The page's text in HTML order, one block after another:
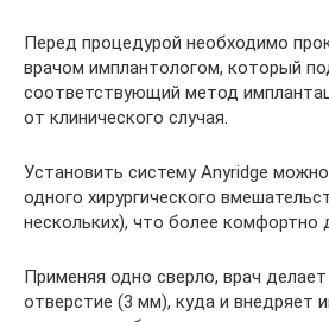
Перед процедурой необходимо
врачом имплантологом, который
соответствующий метод
от клинического случая.
Установить систему Anyridge
одного хирургического
нескольких), что более комфортно
Применяя одно сверло, врач
отверстие (3 мм), куда и внедряет